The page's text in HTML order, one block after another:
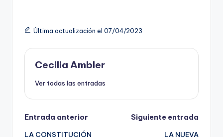
Última actualización el 07/04/2023
Cecilia Ambler
Ver todas las entradas
Navegación
Entrada anterior
LA CONSTITUCIÓN
Siguiente entrada
LA NUEVA